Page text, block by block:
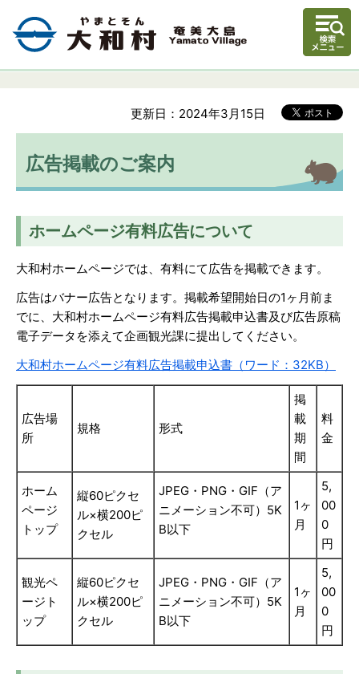
更新日：2024年3月15日
広告掲載のご案内
ホームページ有料広告について
大和村ホームページでは、有料にて広告を掲載できます。
広告はバナー広告となります。掲載希望開始日の1ヶ月前ま
でに、大和村ホームページ有料広告掲載申込書及び広告原稿
電子データを添えて企画観光課に提出してください。
大和村ホームページ有料広告掲載申込書（ワード：32KB）
広告場
所
規格 形式
掲
載
期
間
料
金
ホーム
ページ
トップ
縦60ピクセ
ル×横200ピ
クセル
JPEG・PNG・GIF（ア
ニメーション不可）5K
B以下
1ヶ
月
5,
00
0
円
観光ペ
ージト
ップ
縦60ピクセ
ル×横200ピ
クセル
JPEG・PNG・GIF（ア
ニメーション不可）5K
B以下
1ヶ
月
5,
00
0
円